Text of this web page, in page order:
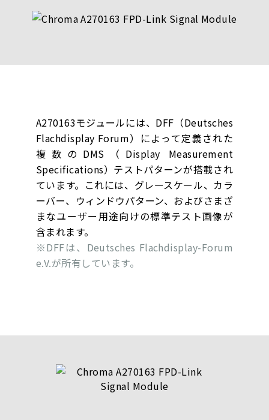
A270163モジュールには、DFF（Deutsches
Flachdisplay Forum）によって定義された
複数のDMS（Display Measurement
Specifications）テストパターンが搭載され
ています。これには、グレースケール、カラ
ーバー、ウィンドウパターン、およびさまざ
まなユーザー用途向けの標準テスト画像が
含まれます。
※DFFは、Deutsches Flachdisplay-Forum
e.V.が所有しています。